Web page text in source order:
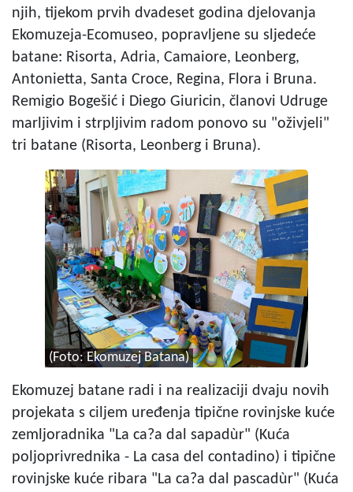
njih, tijekom prvih dvadeset godina djelovanja
Ekomuzeja-Ecomuseo, popravljene su sljedeće
batane: Risorta, Adria, Camaiore, Leonberg,
Antonietta, Santa Croce, Regina, Flora i Bruna.
Remigio Bogešić i Diego Giuricin, članovi Udruge
marljivim i strpljivim radom ponovo su "oživjeli"
tri batane (Risorta, Leonberg i Bruna).
(Foto: Ekomuzej Batana)
Ekomuzej batane radi i na realizaciji dvaju novih
projekata s ciljem uređenja tipične rovinjske kuće
zemljoradnika "La ca?a dal sapadùr" (Kuća
poljoprivrednika - La casa del contadino) i tipične
rovinjske kuće ribara "La ca?a dal pascadùr" (Kuća